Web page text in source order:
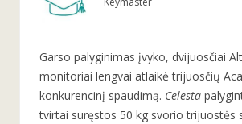
Garso palyginimas įvyko, dvijuosčiai
monitoriai lengvai atlaikė trijuosčių
konkurencinį spaudimą. Celesta
tvirtai suręstos 50 kg svorio trijuostės